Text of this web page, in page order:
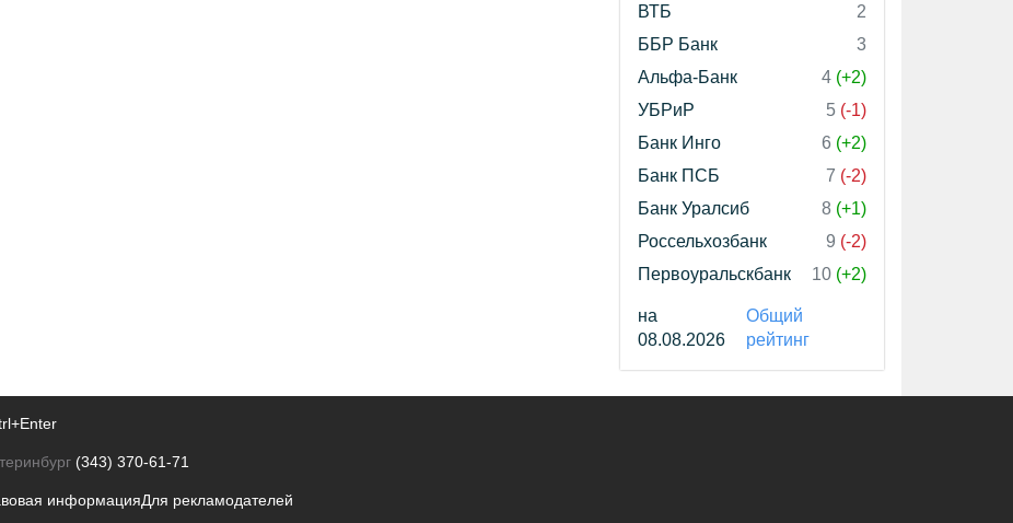
ВТБ
2
ББР Банк
3
Альфа-Банк
4 (+2)
УБРиР
5 (-1)
Банк Инго
6 (+2)
Банк ПСБ
7 (-2)
Банк Уралсиб
8 (+1)
Россельхозбанк
9 (-2)
Первоуральскбанк
10 (+2)
на
08.08.2026
Общий
рейтинг
(343) 370-61-71
информацияДля рекламодателей